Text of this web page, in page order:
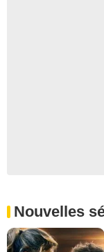
Nouvelles